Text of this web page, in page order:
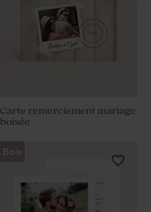
Carte remerciement mariage
boisée
Bois